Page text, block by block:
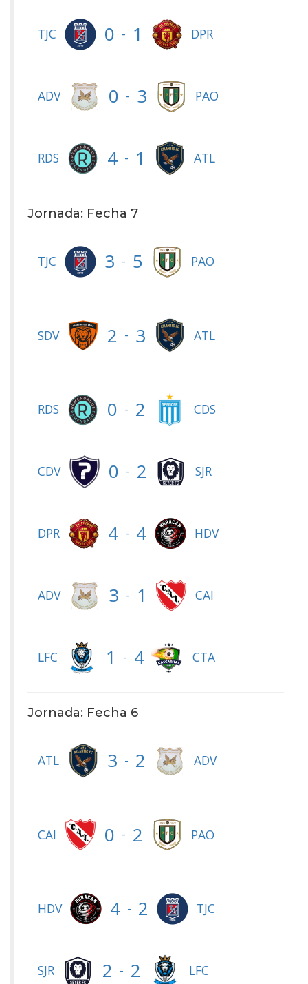
TJC 0 - 1 DPR
ADV 0 - 3 PAO
RDS 4 - 1 ATL
Jornada: Fecha 7
TJC 3 - 5 PAO
SDV 2 - 3 ATL
RDS 0 - 2 CDS
CDV 0 - 2 SJR
DPR 4 - 4 HDV
ADV 3 - 1 CAI
LFC 1 - 4 CTA
Jornada: Fecha 6
ATL 3 - 2 ADV
CAI 0 - 2 PAO
HDV 4 - 2 TJC
SJR 2 - 2 LFC